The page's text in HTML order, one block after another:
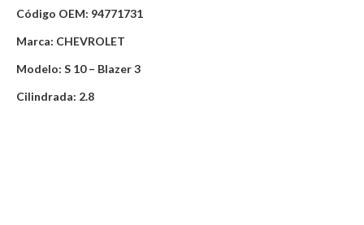
Código OEM: 94771731
Marca: CHEVROLET
Modelo: S 10 – Blazer 3
Cilindrada: 2.8